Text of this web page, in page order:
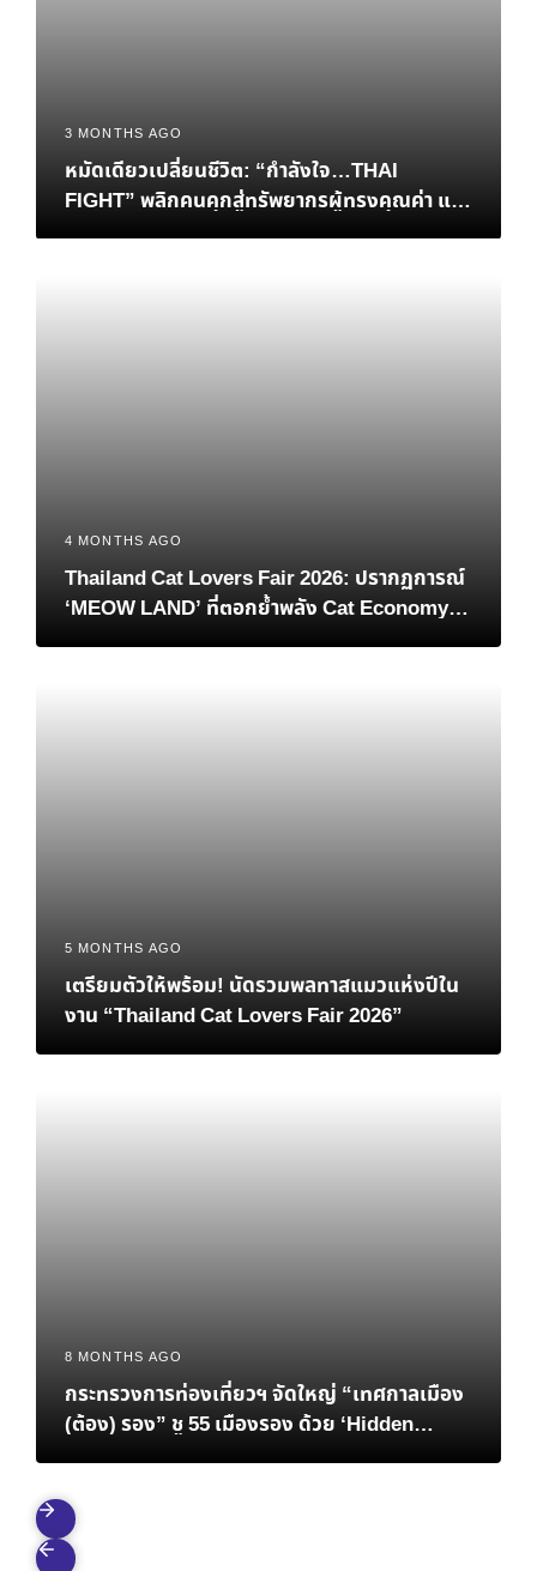
3 MONTHS AGO
หมัดเดียวเปลี่ยนชีวิต: “กำลังใจ…THAI
FIGHT” พลิกคนคุกสู่ทรัพยากรผู้ทรงคุณค่า และ
การเยียวยาสังคมที่ยั่งยืน
4 MONTHS AGO
Thailand Cat Lovers Fair 2026: ปรากฏการณ์
‘MEOW LAND’ ที่ตอกย้ำพลัง Cat Economy
5 MONTHS AGO
เตรียมตัวให้พร้อม! นัดรวมพลทาสแมวแห่งปีใน
งาน “Thailand Cat Lovers Fair 2026”
8 MONTHS AGO
กระทรวงการท่องเที่ยวฯ จัดใหญ่ “เทศกาลเมือง
(ต้อง) รอง” ชู 55 เมืองรอง ด้วย ‘Hidden